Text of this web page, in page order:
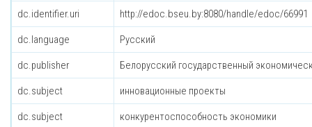
dc.identifier.uri http://edoc.bseu.by:8080/handle/edoc/66991
dc.language Русский
dc.publisher Белорусский государственный
dc.subject инновационные проекты
dc.subject конкурентоспособность экономики